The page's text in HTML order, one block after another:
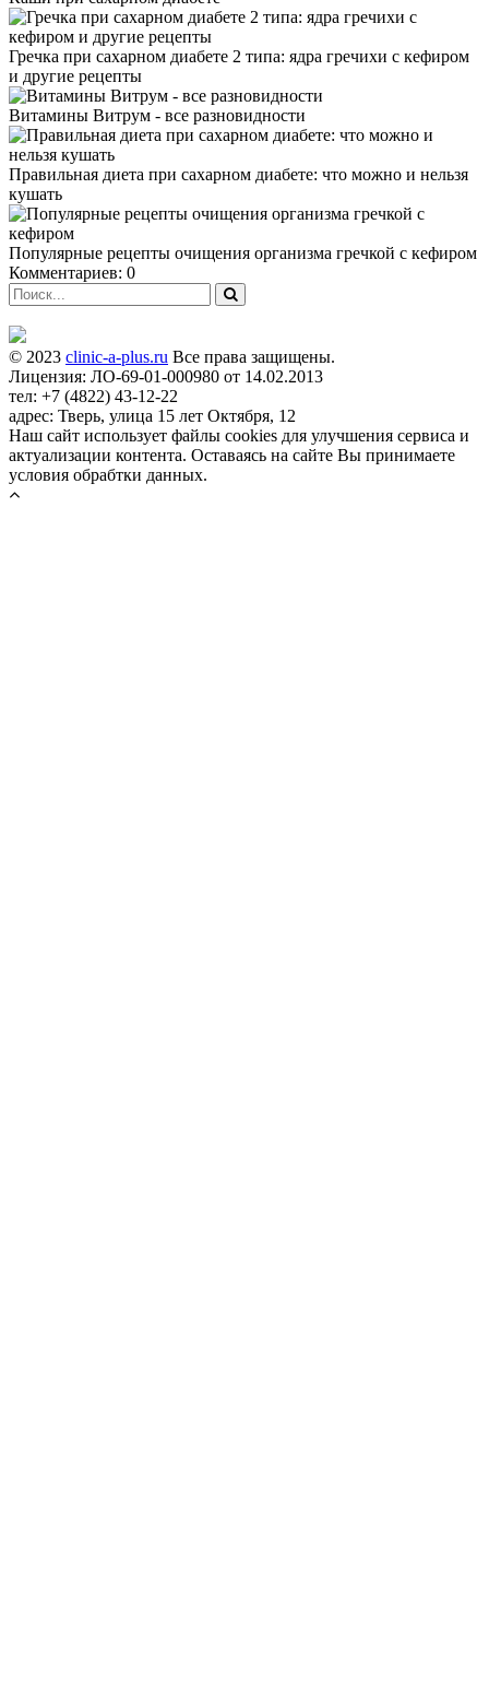
Гречка при сахарном диабете 2 типа: ядра гречихи с кефиром
и другие рецепты
Витамины Витрум - все разновидности
Правильная диета при сахарном диабете: что можно и нельзя
кушать
Популярные рецепты очищения организма гречкой с кефиром
Комментариев: 0
© 2023 clinic-a-plus.ru Все права защищены.
Лицензия: ЛО-69-01-000980 от 14.02.2013
тел: +7 (4822) 43-12-22
адрес: Тверь, улица 15 лет Октября, 12
Наш сайт использует файлы cookies для улучшения сервиса и
актуализации контента. Оставаясь на сайте Вы принимаете
условия обрабтки данных.